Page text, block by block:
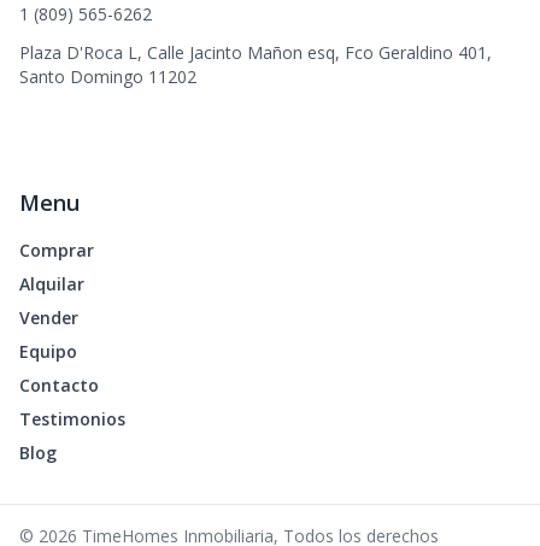
1 (809) 565-6262
Plaza D'Roca L, Calle Jacinto Mañon esq, Fco Geraldino 401,
Santo Domingo 11202
Menu
Comprar
Alquilar
Vender
Equipo
Contacto
Testimonios
Blog
© 2026 TimeHomes Inmobiliaria, Todos los derechos